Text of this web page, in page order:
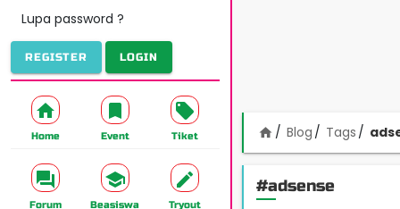
Lupa password ?
REGISTER LOGIN
Home Event Tiket
Forum Beasiswa Tryout
home Blog Tags
#adsense